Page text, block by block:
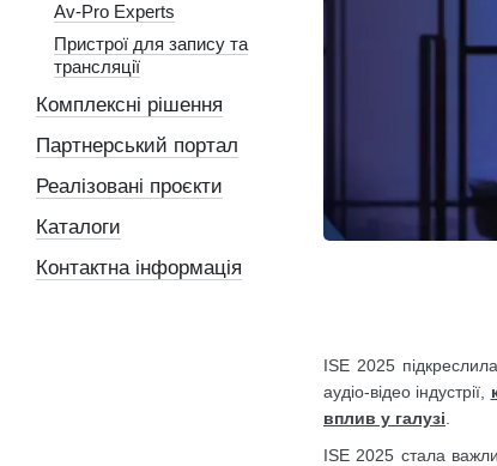
ISE 2025
аудіо-відео індустрії,
вплив у галузі
ISE 2025 стала
Av-Pro Experts
Пристрої для запису та
трансляції
Комплексні рішення
Партнерський портал
Реалізовані проєкти
Каталоги
Контактна інформація